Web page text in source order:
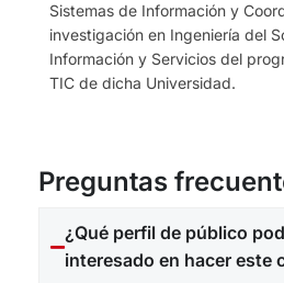
Sistemas de Información y
investigación en Ingeniería del
Información y Servicios del
TIC de dicha Universidad.
Preguntas
¿Qué perfil de público
interesado en hacer este